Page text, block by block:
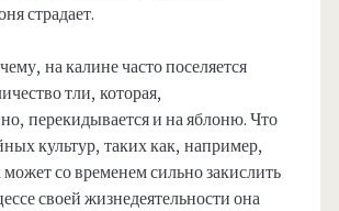
страдает.
на калине часто поселяется
тли, которая,
перекидывается и на яблоню. Что
культур, таких как, например,
со временем сильно закислить
своей жизнедеятельности она